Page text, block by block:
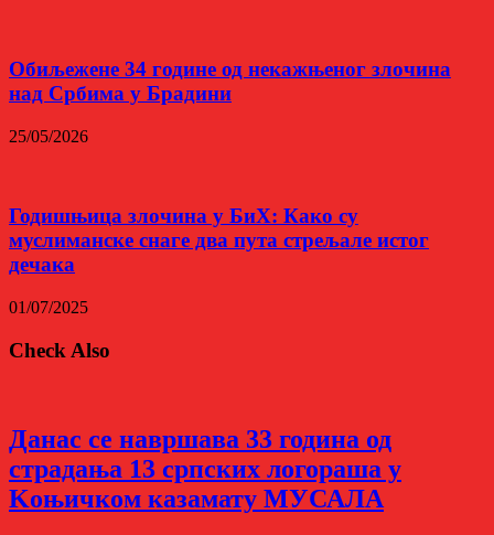
Обиљежене 34 године од некажњеног злочина
над Србима у Брадини
25/05/2026
Годишњица злочина у БиХ: Како су
муслиманске снаге два пута стрељале истог
дечака
01/07/2025
Check Also
Данас се навршава 33 година од
страдања 13 српских логораша у
Kоњичком казамату МУСАЛА